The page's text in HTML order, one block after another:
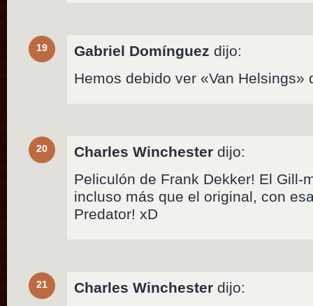
19 Gabriel Domínguez dijo:
Hemos debido ver «Van
20 Charles Winchester dijo:
Peliculón de Frank Dekker! El Gill-
incluso más que el original, con
Predator! xD
21 Charles Winchester dijo: